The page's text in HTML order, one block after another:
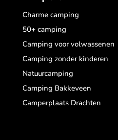
Charme camping
50+ camping
Camping voor volwassenen
Camping zonder kinderen
Natuurcamping
Camping Bakkeveen
Camperplaats Drachten